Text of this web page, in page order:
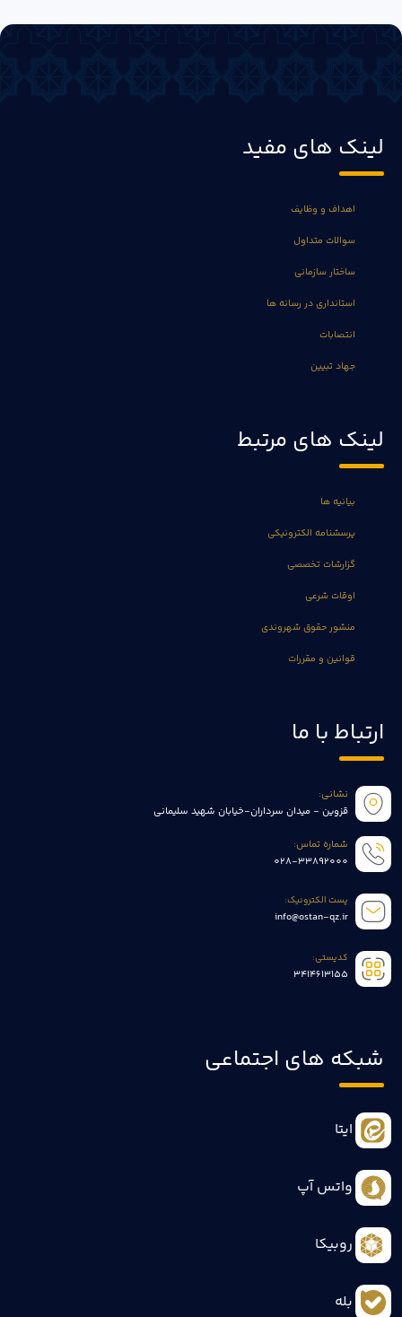
لینک های مفید
اهداف و وظایف
سوالات متداول
ساختار سازمانی
استانداری در رسانه ها
انتصابات
جهاد تبیین
لینک های مرتبط
بیانیه ها
پرسشنامه الکترونیکی
گزارشات تخصصی
اوقات شرعی
منشور حقوق شهروندی
قوانین و مقررات
ارتباط با ما
نشانی:
قزوین - میدان سرداران-خیابان شهید سلیمانی
شماره تماس:
028-33892000
پست الکترونیک:
info@ostan-qz.ir
کدپستی:
3414613155
شبکه های اجتماعی
ایتا
واتس آپ
روبیکا
بله